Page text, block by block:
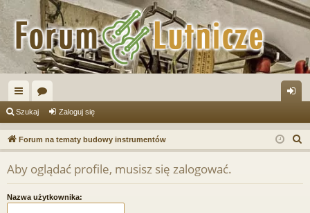
ię
ce
j
…
or
a og
uj
Szukaj Zaloguj się
Forum na tematy budowy instrumentów
z
Aby oglądać profile, musisz się zalogować.
Nazwa użytkownika: